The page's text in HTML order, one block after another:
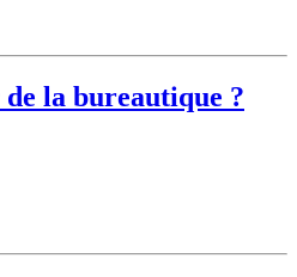
la bureautique ?